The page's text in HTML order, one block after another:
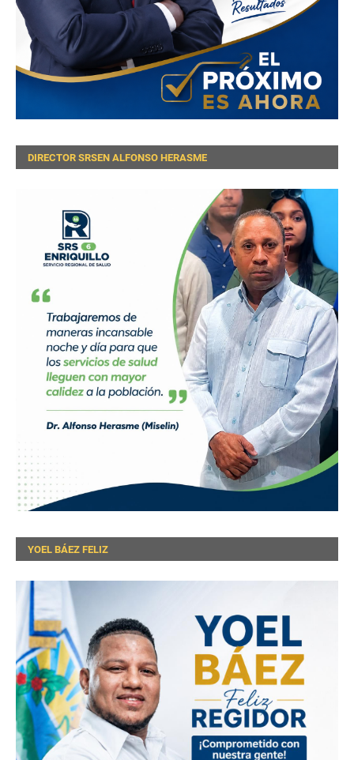
DIRECTOR SRSEN ALFONSO HERASME
YOEL BÁEZ FELIZ